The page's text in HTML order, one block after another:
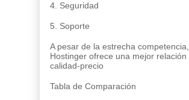
4. Seguridad
5. Soporte
A pesar de la estrecha competencia,
Hostinger ofrece una mejor relación
calidad-precio
Tabla de Comparación